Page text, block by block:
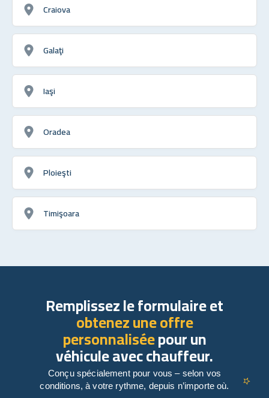
Craiova
Galaţi
Iaşi
Oradea
Ploieşti
Timişoara
Remplissez le formulaire et
obtenez une offre
personnaliséepour un
véhicule avec chauffeur.
Conçu spécialement pour vous – selon vos
conditions, à votre rythme, depuis n’importe où.